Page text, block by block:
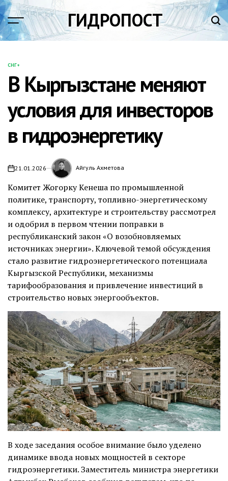
Перейти
к
содержимому
ГИДРОПОСТ
ОПУБЛИКОВАНО
В
СНГ+
В Кыргызстане меняют
условия для инвесторов
в гидроэнергетику
21.01.2026 Айгуль Ахметова
Комитет Жогорку Кенеша по промышленной
политике, транспорту, топливно-энергетическому
комплексу, архитектуре и строительству рассмотрел
и одобрил в первом чтении поправки в
республиканский закон «О возобновляемых
источниках энергии». Ключевой темой обсуждения
стало развитие гидроэнергетического потенциала
Кыргызской Республики, механизмы
тарифообразования и привлечение инвестиций в
строительство новых энергообъектов.
В ходе заседания особое внимание было уделено
динамике ввода новых мощностей в секторе
гидроэнергетики. Заместитель министра энергетики